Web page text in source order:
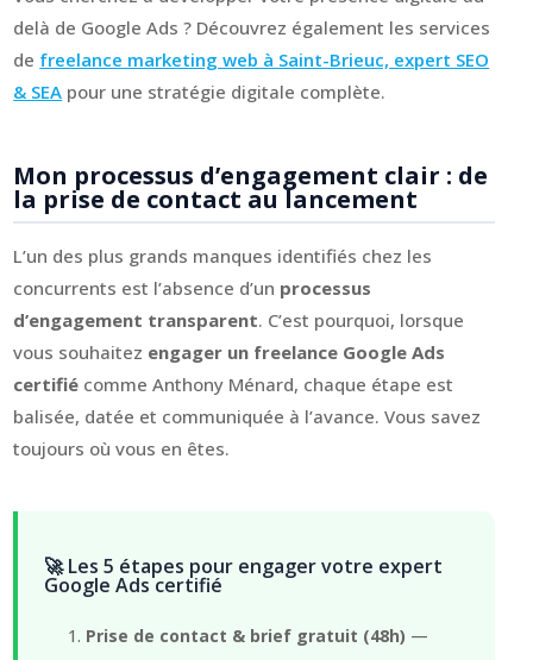
delà de Google Ads ? Découvrez également les services
de freelance marketing web à Saint-Brieuc, expert SEO
& SEA pour une stratégie digitale complète.
Mon processus d’engagement clair : de
la prise de contact au lancement
L’un des plus grands manques identifiés chez les
concurrents est l’absence d’un processus
d’engagement transparent. C’est pourquoi, lorsque
vous souhaitez engager un freelance Google Ads
certifié comme Anthony Ménard, chaque étape est
balisée, datée et communiquée à l’avance. Vous savez
toujours où vous en êtes.
🚀 Les 5 étapes pour engager votre expert
Google Ads certifié
Prise de contact & brief gratuit (48h) —